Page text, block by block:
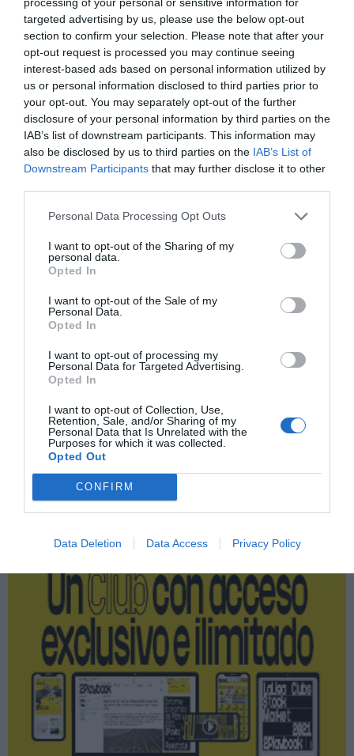
targeted advertising by us, please use the below opt-out
section to confirm your selection. Please note that after your
opt-out request is processed you may continue seeing
interest-based ads based on personal information utilized by
us or personal information disclosed to third parties prior to
your opt-out. You may separately opt-out of the further
disclosure of your personal information by third parties on the
IAB’s list of downstream participants. This information may
also be disclosed by us to third parties on the IAB’s List of
Downstream Participants that may further disclose it to other
Personal Data Processing Opt Outs
I want to opt-out of the Sharing of my
personal data.
Opted In
I want to opt-out of the Sale of my
Personal Data.
Opted In
I want to opt-out of processing my
Personal Data for Targeted Advertising.
Opted In
I want to opt-out of Collection, Use,
Retention, Sale, and/or Sharing of my
Personal Data that Is Unrelated with the
Purposes for which it was collected.
Opted Out
CONFIRM
Data Deletion Data Access Privacy Policy
Índex2P
PRO Women in Sports
millones de euros esta temporada , tal y como avanzó
2Playbook
“El deporte femenino se percibe cada vez más como
un producto único que se distingue cada vez más del
deporte de élite masculino”, ha asegurado Jennifer
Haskel, responsable de insights del Sports Business
Group de Deloitte. En este punto, la consultora prevé
que ya el próximo añovarios equipos de deporte
femenino alcancen un valor superior a los 100
millones de dólares (91 millones de euros).
Añadir2Playbookcomo fuente preferida de Google
Mantente informado con las últimas noticias de actualidad.
Compartir